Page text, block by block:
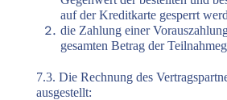
auf der Kreditkarte gesperrt
die Zahlung einer
gesamten Betrag der
7.3. Die Rechnung des
ausgestellt: